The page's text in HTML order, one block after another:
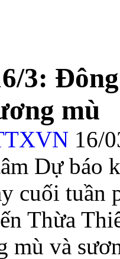
3:
mù
16/
Dự báo
cuối tuần
Thừa
mù và